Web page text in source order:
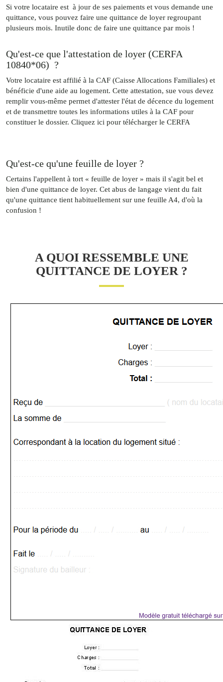
Si votre locataire est à jour de ses paiements et vous demande une
quittance, vous pouvez faire une quittance de loyer regroupant
plusieurs mois. Inutile donc de faire une quittance par mois !
Qu'est-ce que l'attestation de loyer (CERFA
10840*06) ?
Votre locataire est affilié à la CAF (Caisse Allocations Familiales) et
bénéficie d'une aide au logement. Cette attestation, sue vous devez
remplir vous-même permet d'attester l'état de décence du logement
et de transmettre toutes les informations utiles à la CAF pour
constituer le dossier. Cliquez ici pour télécharger le CERFA
Qu'est-ce qu'une feuille de loyer ?
Certains l'appellent à tort « feuille de loyer » mais il s'agit bel et
bien d'une quittance de loyer. Cet abus de langage vient du fait
qu'une quittance tient habituellement sur une feuille A4, d'où la
confusion !
A QUOI RESSEMBLE UNE
QUITTANCE DE LOYER ?